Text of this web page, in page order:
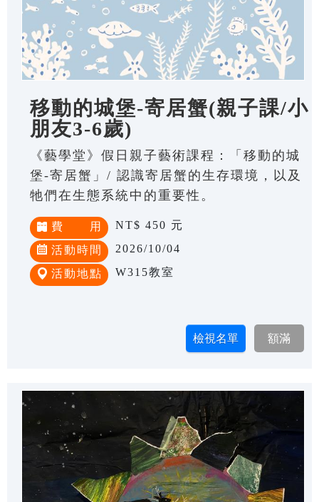
移動的城堡-寄居蟹(親子課/小
朋友3-6歲)
《藝學堂》假日親子藝術課程：「移動的城
堡-寄居蟹」/ 認識寄居蟹的生存環境，以及
牠們在生態系統中的重要性。
費 用 NT$ 450 元
活動時間 2026/10/04
活動地點 W315教室